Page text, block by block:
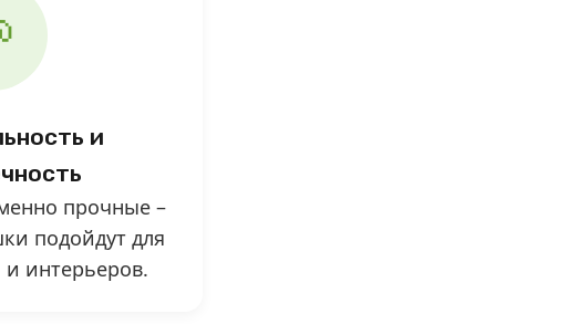
и
прочные –
подойдут для
интерьеров.